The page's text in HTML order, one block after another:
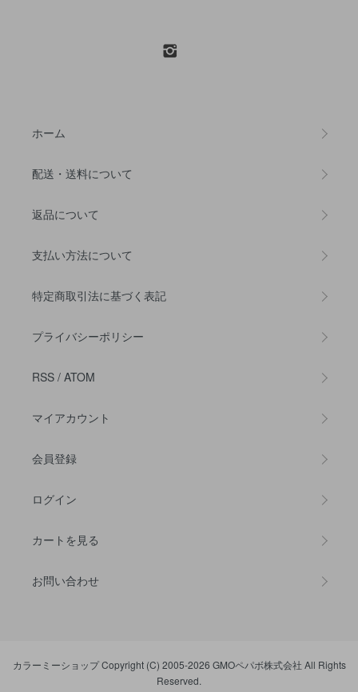
ホーム
配送・送料について
返品について
支払い方法について
特定商取引法に基づく表記
プライバシーポリシー
RSS / ATOM
マイアカウント
会員登録
ログイン
カートを見る
お問い合わせ
カラーミーショップCopyright (C) 2005-2026 GMOペパボ株式会社 All Rights
Reserved.